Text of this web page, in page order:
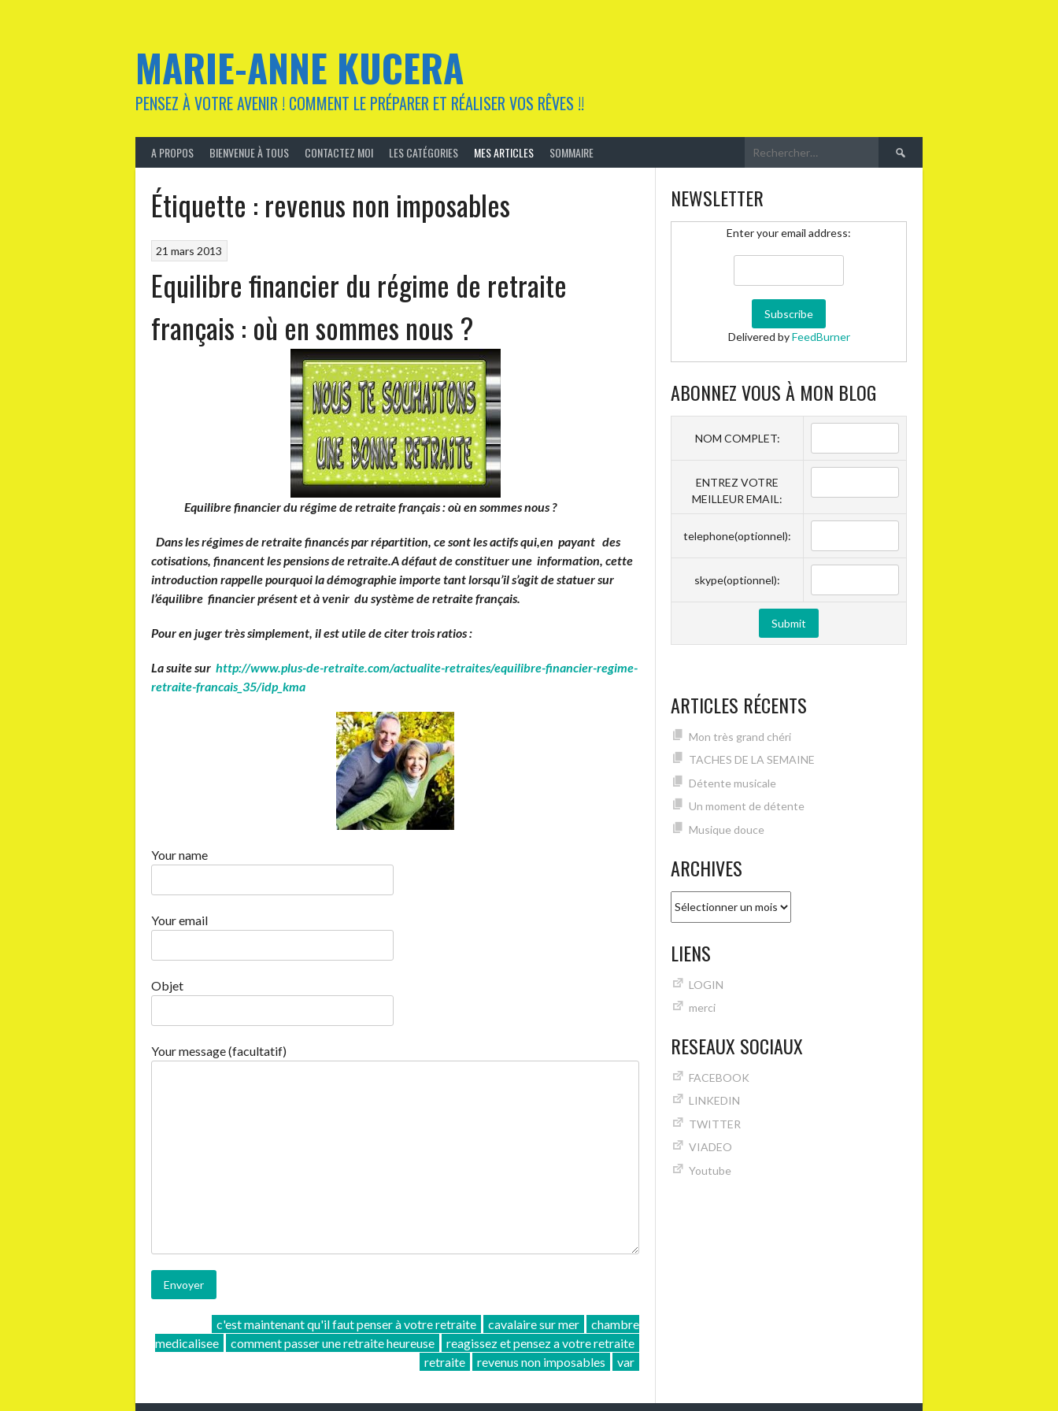
MARIE-ANNE KUCERA
PENSEZ À VOTRE AVENIR ! COMMENT LE PRÉPARER ET RÉALISER VOS RÊVES !!
A PROPOS BIENVENUE À TOUS CONTACTEZ MOI LES CATÉGORIES MES ARTICLES SOMMAIRE Rechercher :
Étiquette : revenus non imposables
21 mars 2013
Equilibre financier du régime de retraite
français : où en sommes nous ?
Equilibre financier du régime de retraite français : où en sommes nous ?
Dans les régimes de retraite financés par répartition, ce sont les actifs qui,en payant des
cotisations, financent les pensions de retraite.A défaut de constituer une information, cette
introduction rappelle pourquoi la démographie importe tant lorsqu’il s’agit de statuer sur
l’équilibre financier présent et à venir du système de retraite français.
Pour en juger très simplement, il est utile de citer trois ratios :
La suite sur http://www.plus-de-retraite.com/actualite-retraites/equilibre-financier-regime-
retraite-francais_35/idp_kma
Your name
Your email
Objet
Your message (facultatif)
c'est maintenant qu'il faut penser à votre retraite cavalaire sur mer
chambre
medicalisee
comment passer une retraite heureuse
reagissez et pensez a votre retraite
retraite
revenus non imposables var
NEWSLETTER
Enter your email address:
Delivered byFeedBurner
ABONNEZ VOUS À MON BLOG
NOM COMPLET:
ENTREZ VOTRE
MEILLEUR EMAIL:
telephone(optionnel):
skype(optionnel):
ARTICLES RÉCENTS
Mon très grand chéri
TACHES DE LA SEMAINE
Détente musicale
Un moment de détente
Musique douce
ARCHIVES
LIENS
LOGIN
merci
RESEAUX SOCIAUX
FACEBOOK
LINKEDIN
TWITTER
VIADEO
Youtube